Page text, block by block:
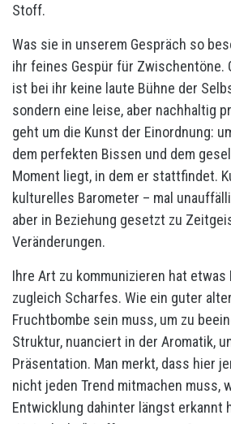
Stoff.
Was sie in unserem Gespräch so
ihr feines Gespür für Zwischentöne.
ist bei ihr keine laute Bühne der
sondern eine leise, aber nachhaltig
geht um die Kunst der Einordnung:
dem perfekten Bissen und dem
Moment liegt, in dem er stattfindet.
kulturelles Barometer – mal
aber in Beziehung gesetzt zu
Veränderungen.
Ihre Art zu kommunizieren hat etwas
zugleich Scharfes. Wie ein guter
Fruchtbombe sein muss, um zu
Struktur, nuanciert in der Aromatik,
Präsentation. Man merkt, dass hier
nicht jeden Trend mitmachen muss,
Entwicklung dahinter längst erkannt